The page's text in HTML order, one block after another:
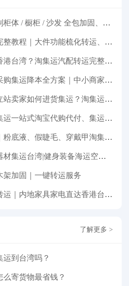
/ 沙发 全包加固、清关包税、送货到府
大件功能梳化转运、打包清关上门派送
台湾？淘集运汽配转运完整教程
本全方案｜中小商家跨境物流优化攻略
何进货集运？淘集运一站式采购转运方案
式淘宝代购代付、集运转运直达台湾
、穿戴甲淘集运香港台湾转运&台湾代购完整指南
湾|健身装备海运空运直送、送货到府
架加固｜一键转运服务
内地家具家电直达香港台湾送货上府
了解更多 >
运到台湾吗？
寄货物最省钱？